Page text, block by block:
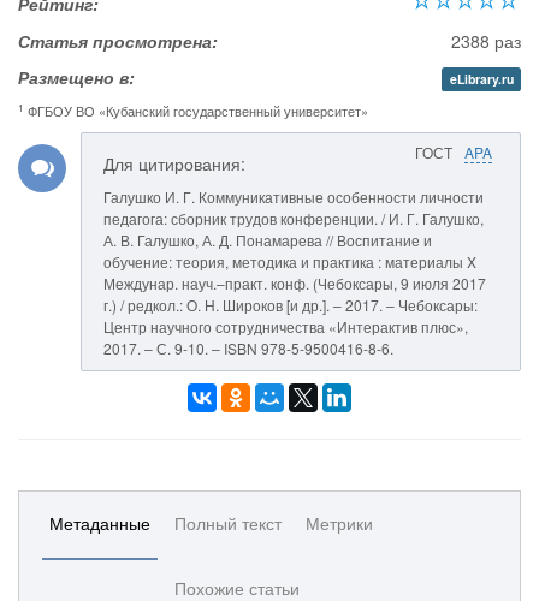
Статья просмотрена:
2388 раз
Размещено в:
eLibrary.ru
1 ФГБОУ ВО «Кубанский государственный университет»
ГОСТ APA
Для цитирования:
Галушко И. Г. Коммуникативные особенности личности
педагога: сборник трудов конференции. / И. Г. Галушко,
А. В. Галушко, А. Д. Понамарева // Воспитание и
обучение: теория, методика и практика : материалы X
Междунар. науч.–практ. конф. (Чебоксары, 9 июля 2017
г.) / редкол.: О. Н. Широков [и др.]. – 2017. – Чебоксары:
Центр научного сотрудничества «Интерактив плюс»,
2017. – С. 9-10. – ISBN 978-5-9500416-8-6.
Метаданные Полный текст Метрики
Похожие статьи